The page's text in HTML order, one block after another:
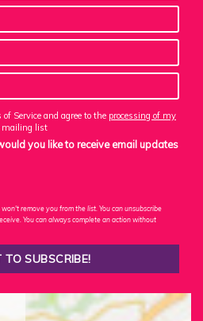
Service and agree to the processing of my
mailing list
you like to receive email updates
remove you from the list. You can unsubscribe
You can always complete an action without